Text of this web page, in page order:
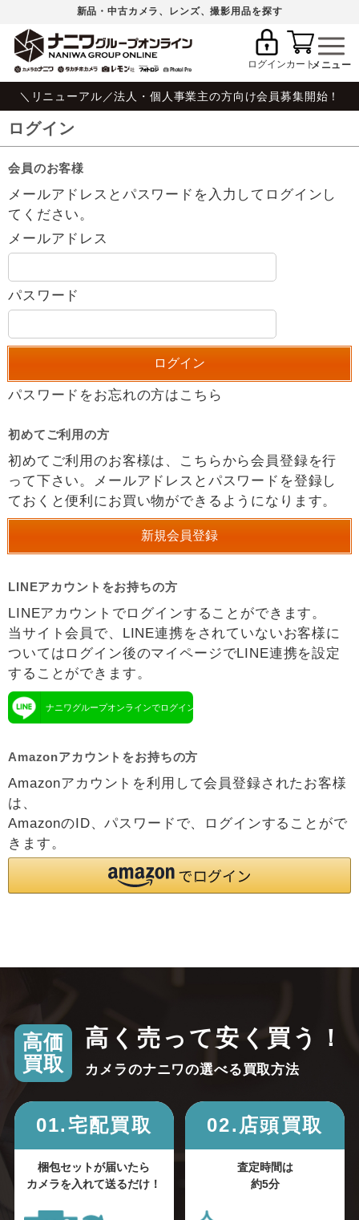
新品・中古カメラ、レンズ、撮影用品を探す
ログインカート
＼リニューアル／法人・個人事業主の方向け会員募集開始！
ログイン
会員のお客様
メールアドレスとパスワードを入力してログインし
てください。
メールアドレス
パスワード
パスワードをお忘れの方はこちら
初めてご利用の方
初めてご利用のお客様は、こちらから会員登録を行
って下さい。メールアドレスとパスワードを登録し
ておくと便利にお買い物ができるようになります。
LINEアカウントをお持ちの方
LINEアカウントでログインすることができます。
当サイト会員で、LINE連携をされていないお客様に
ついてはログイン後のマイページでLINE連携を設定
することができます。
ナニワグループオンラインでログイン
Amazonアカウントをお持ちの方
Amazonアカウントを利用して会員登録されたお客様
は、
AmazonのID、パスワードで、ログインすることがで
きます。
高価
買取
高く売って安く買う！
カメラのナニワの選べる買取方法
01.宅配買取
梱包セットが届いたら
カメラを入れて送るだけ！
02.店頭買取
査定時間は
約5分